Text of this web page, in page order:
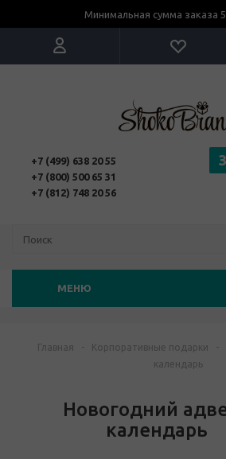
Минимальная сумма заказа
+7 (499) 638 20 55
+7 (800) 500 65 31
+7 (812) 748 20 56
МЕНЮ
Главная - Корпоративные подарки -
календарь
Новогодний
календарь